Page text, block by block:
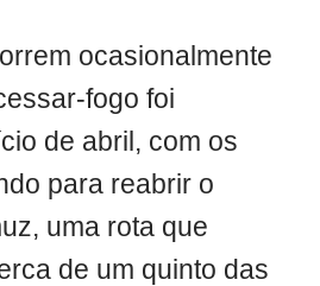
ocasionalmente
fogo foi
de abril, com os
para reabrir o
uma rota que
de um quinto das